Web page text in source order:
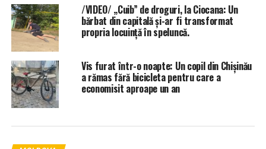
/VIDEO/ „Cuib” de droguri, la Ciocana: Un
bărbat din capitală și-ar fi transformat
propria locuință în speluncă.
Vis furat într-o noapte: Un copil din Chișinău
a rămas fără bicicleta pentru care a
economisit aproape un an